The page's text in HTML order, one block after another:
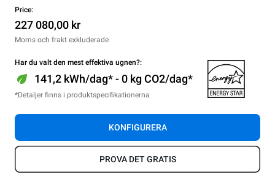
Price:
227 080,00 kr
Moms och frakt exkluderade
Har du valt den mest effektiva ugnen?:
141,2 kWh/dag* - 0 kg CO2/dag*
*Detaljer finns i produktspecifikationerna
KONFIGURERA
PROVA DET GRATIS